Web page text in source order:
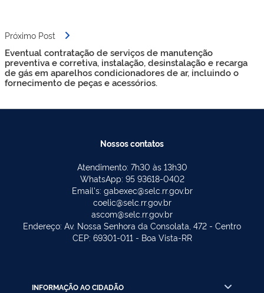
Próximo Post
Eventual contratação de serviços de manutenção
preventiva e corretiva, instalação, desinstalação e recarga
de gás em aparelhos condicionadores de ar, incluindo o
fornecimento de peças e acessórios.
Nossos contatos
Atendimento: 7h30 às 13h30
WhatsApp: 95 93618-0402
Email's: gabexec@selc.rr.gov.br
coelic@selc.rr.gov.br
ascom@selc.rr.gov.br
Endereço: Av. Nossa Senhora da Consolata, 472 - Centro
CEP: 69301-011 - Boa Vista-RR
INFORMAÇÃO AO CIDADÃO